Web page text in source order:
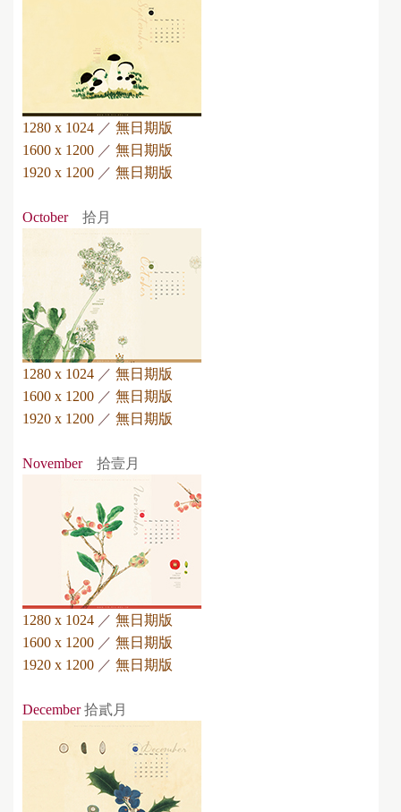
1280 x 1024 ／ 無日期版
1600 x 1200 ／ 無日期版
1920 x 1200 ／ 無日期版
October 拾月
1280 x 1024 ／ 無日期版
1600 x 1200 ／ 無日期版
1920 x 1200 ／ 無日期版
November 拾壹月
1280 x 1024 ／ 無日期版
1600 x 1200 ／ 無日期版
1920 x 1200 ／ 無日期版
December拾貳月